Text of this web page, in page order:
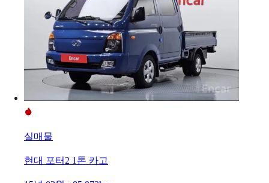
실매물
현대 포터2 1톤 카고